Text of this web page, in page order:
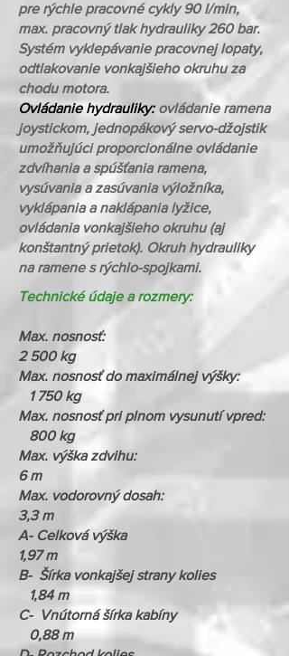
pre rýchle pracovné cykly 90 l/min,
max. pracovný tlak hydrauliky 260 bar.
Systém vyklepávanie pracovnej lopaty,
odtlakovanie vonkajšieho okruhu za
chodu motora.
Ovládanie hydrauliky:ovládanie ramena
joystickom, jednopákový servo-džojstik
umožňujúci proporcionálne ovládanie
zdvíhania a spúšťania ramena,
vysúvania a zasúvania výložníka,
vyklápania a naklápania lyžice,
ovládania vonkajšieho okruhu (aj
konštantný prietok). Okruh hydrauliky
na ramene s rýchlo-spojkami.
Technické údaje a rozmery:
Max. nosnosť:
2 500 kg
Max. nosnosť do maximálnej výšky:
1 750 kg
Max. nosnosť pri plnom vysunutí vpred:
800 kg
Max. výška zdvihu:
6 m
Max. vodorovný dosah:
3,3 m
A- Celková výška
1,97 m
B- Šírka vonkajšej strany kolies
1,84 m
C- Vnútorná šírka kabíny
0,88 m